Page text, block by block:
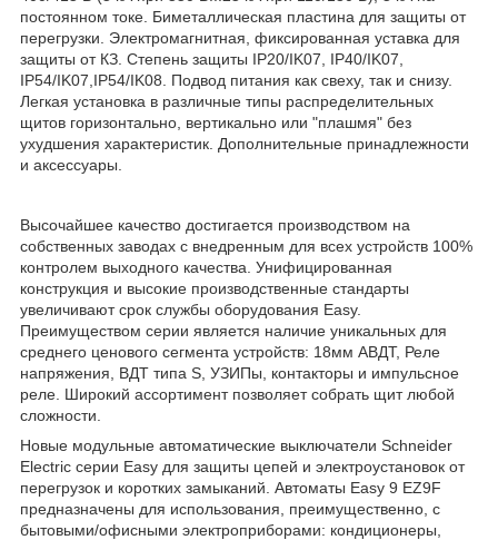
постоянном токе. Биметаллическая пластина для защиты от
перегрузки. Электромагнитная, фиксированная уставка для
защиты от КЗ. Степень защиты IP20/IK07, IP40/IK07,
IP54/IK07,IP54/IK08. Подвод питания как свеху, так и снизу.
Легкая установка в различные типы распределительных
щитов горизонтально, вертикально или "плашмя" без
ухудшения характеристик. Дополнительные принадлежности
и аксессуары.
Высочайшее качество достигается производством на
собственных заводах с внедренным для всех устройств 100%
контролем выходного качества. Унифицированная
конструкция и высокие производственные стандарты
увеличивают срок службы оборудования Easy.
Преимуществом серии является наличие уникальных для
среднего ценового сегмента устройств: 18мм АВДТ, Реле
напряжения, ВДТ типа S, УЗИПы, контакторы и импульсное
реле. Широкий ассортимент позволяет собрать щит любой
сложности.
Новые модульные автоматические выключатели Schneider
Electric серии Easy для защиты цепей и электроустановок от
перегрузок и коротких замыканий. Автоматы Easy 9 EZ9F
предназначены для использования, преимущественно, с
бытовыми/офисными электроприборами: кондиционеры,